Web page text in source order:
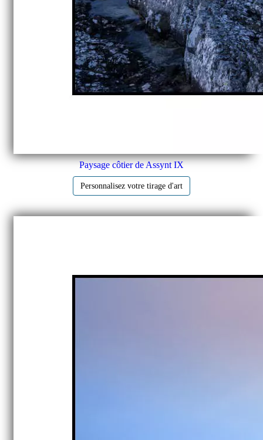
Paysage côtier de Assynt IX
Personnalisez votre tirage d'art